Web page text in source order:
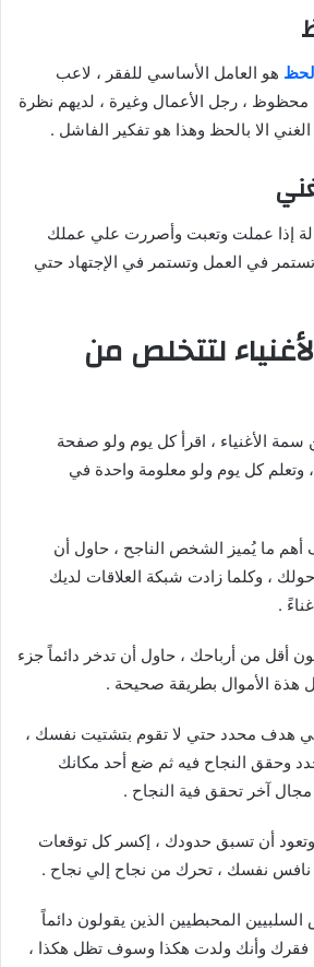
الحظ هو العامل الأساسي للفقر ، لاعب
، رجل الأعمال وغيرة ، لديهم نظرة
الا بالحظ وهذا هو تفكير الفاشل .
إذا عملت وتعبت وأصررت علي عملك
في العمل وتستمر في الإجتهاد حتي
لتتخلص من
سمة الأغنياء ، اقرأ كل يوم ولو صفحة
كل يوم ولو معلومة واحدة في
أهم ما يُميز الشخص الناجح ، حاول أن
، وكلما زادت شبكة العلاقات لديك
.
أقل من أرباحك ، حاول أن تدخر دائماً جزء
هذة الأموال بطريقة صحيحة .
هدف محدد حتي لا تقوم بتشتيت نفسك ،
وحقق النجاح فيه ثم ضع أحد مكانك
مجال آخر تحقق فية النجاح .
أن تسبق حدودك ، إكسر كل توقعات
نفسك ، تحرك من نجاح إلي نجاح .
المحبطيين الذين يقولون دائماً
وأنك ولدت هكذا وسوف تظل هكذا ،